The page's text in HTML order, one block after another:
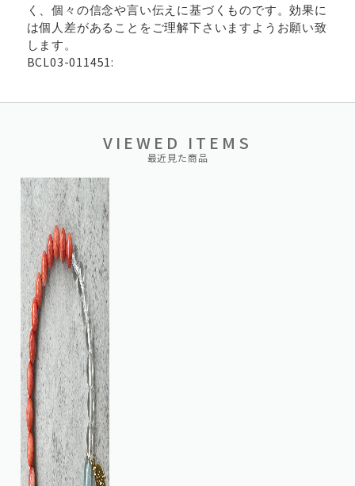
く、個々の信念や言い伝えに基づくものです。効果に
は個人差があることをご理解下さいますようお願い致
します。
BCL03-011451:
VIEWED ITEMS
最近見た商品